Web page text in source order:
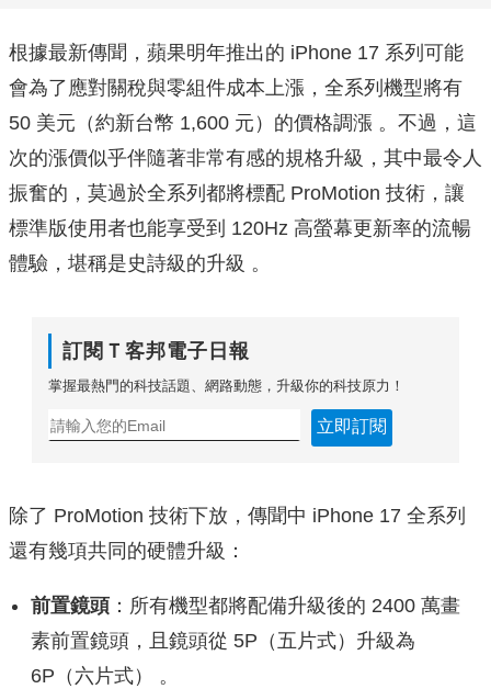
根據最新傳聞，蘋果明年推出的 iPhone 17 系列可能
會為了應對關稅與零組件成本上漲，全系列機型將有
50 美元（約新台幣 1,600 元）的價格調漲 。不過，這
次的漲價似乎伴隨著非常有感的規格升級，其中最令人
振奮的，莫過於全系列都將標配 ProMotion 技術，讓
標準版使用者也能享受到 120Hz 高螢幕更新率的流暢
體驗，堪稱是史詩級的升級 。
訂閱Ｔ客邦電子日報
掌握最熱門的科技話題、網路動態，升級你的科技原力！
立即訂閱
除了 ProMotion 技術下放，傳聞中 iPhone 17 全系列
還有幾項共同的硬體升級：
前置鏡頭 ：所有機型都將配備升級後的 2400 萬畫
素前置鏡頭，且鏡頭從 5P（五片式）升級為
6P（六片式） 。